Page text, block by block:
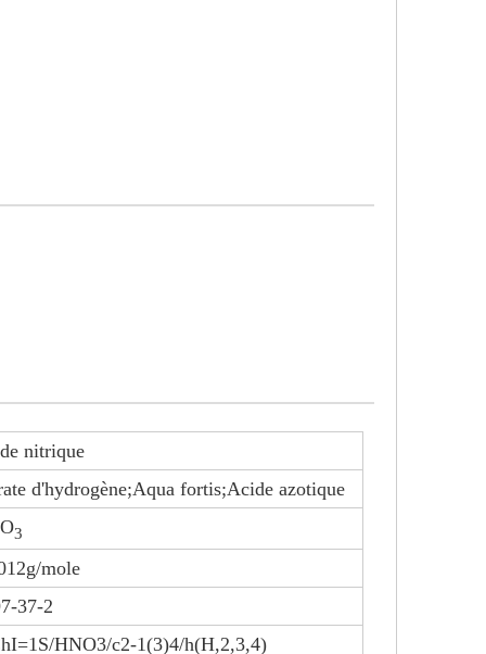
nitrique
d'hydrogène;Aqua fortis;Acide azotique
3
mole
37-2
HNO3/c2-1(3)4/h(H,2,3,4)